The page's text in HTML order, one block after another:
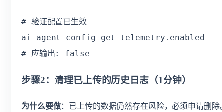
# 验证配置已生效
ai-agent config get telemetry.enabled
# 应输出: false
步骤2：清理已上传的历史日志（1分钟）
为什么要做：已上传的数据仍然存在风险，必须申请删除